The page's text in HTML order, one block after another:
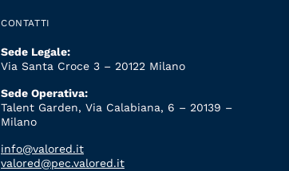
CONTATTI
Sede Legale:
Via Santa Croce 3 – 20122 Milano
Sede Operativa:
Talent Garden, Via Calabiana, 6 – 20139 –
Milano
info@valored.it
valored@pec.valored.it